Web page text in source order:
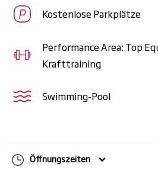
Kostenlose Parkplätze
Performance Area: Top
Krafttraining
Swimming-Pool
Öffnungszeiten
Getränke-Flat:Stay
unbegrenzt erfrischende
Mineralgetränke für volle
KidsClub-Flat: